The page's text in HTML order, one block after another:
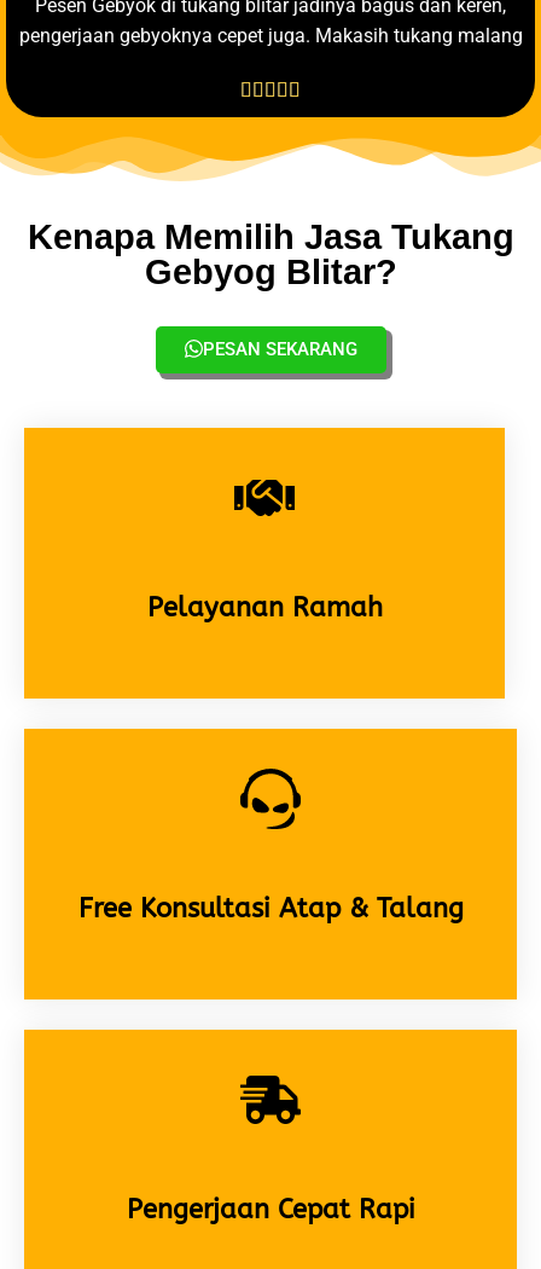
Pesen Gebyok di tukang blitar jadinya bagus dan keren,
pengerjaan gebyoknya cepet juga. Makasih tukang malang
    
Kenapa Memilih Jasa Tukang
Gebyog Blitar?
PESAN SEKARANG
Pelayanan Ramah
Free Konsultasi Atap & Talang
Pengerjaan Cepat Rapi